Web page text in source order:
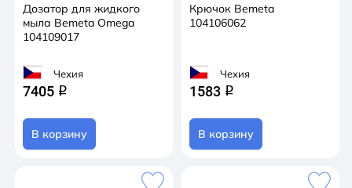
Дозатор для жидкого
мыла Bemeta Omega
104109017
Чехия
7405 q
В корзину
Крючок Bemeta
104106062
Чехия
1583 q
В корзину